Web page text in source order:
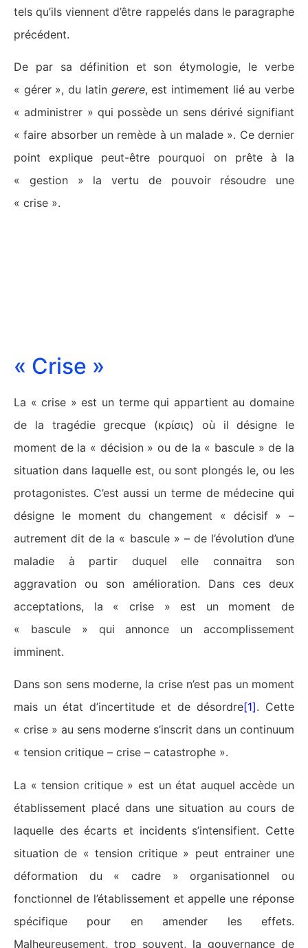
tels qu’ils viennent d’être rappelés dans le paragraphe
précédent.
De par sa définition et son étymologie, le verbe
« gérer », du latin gerere, est intimement lié au verbe
« administrer » qui possède un sens dérivé signifiant
« faire absorber un remède à un malade ». Ce dernier
point explique peut-être pourquoi on prête à la
« gestion » la vertu de pouvoir résoudre une
« crise ».
« Crise »
La « crise » est un terme qui appartient au domaine
de la tragédie grecque (κρίσις) où il désigne le
moment de la « décision » ou de la « bascule » de la
situation dans laquelle est, ou sont plongés le, ou les
protagonistes. C’est aussi un terme de médecine qui
désigne le moment du changement « décisif » –
autrement dit de la « bascule » – de l’évolution d’une
maladie à partir duquel elle connaitra son
aggravation ou son amélioration. Dans ces deux
acceptations, la « crise » est un moment de
« bascule » qui annonce un accomplissement
imminent.
Dans son sens moderne, la crise n’est pas un moment
mais un état d’incertitude et de désordre[1]. Cette
« crise » au sens moderne s’inscrit dans un continuum
« tension critique – crise – catastrophe ».
La « tension critique » est un état auquel accède un
établissement placé dans une situation au cours de
laquelle des écarts et incidents s’intensifient. Cette
situation de « tension critique » peut entrainer une
déformation du « cadre » organisationnel ou
fonctionnel de l’établissement et appelle une réponse
spécifique pour en amender les effets.
Malheureusement, trop souvent, la gouvernance de